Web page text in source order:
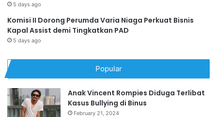
5 days ago
Komisi II Dorong Perumda Varia Niaga Perkuat Bisnis
Kapal Assist demi Tingkatkan PAD
5 days ago
Popular
Anak Vincent Rompies Diduga Terlibat
Kasus Bullying di Binus
February 21, 2024